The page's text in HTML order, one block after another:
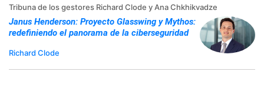
Tribuna de los gestores Richard Clode y Ana Chkhikvadze
Janus Henderson: Proyecto Glasswing y Mythos:
redefiniendo el panorama de la ciberseguridad
Richard Clode